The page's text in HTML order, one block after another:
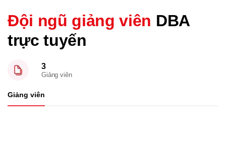
Đội ngũ giảng viên DBA
trực tuyến
3
Giảng viên
Giảng viên